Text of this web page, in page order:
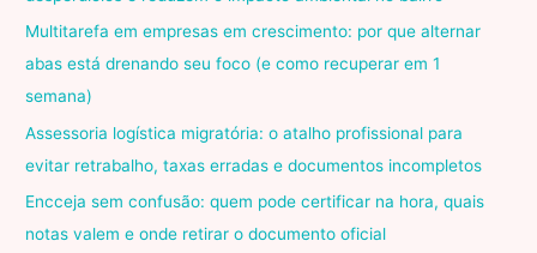
Multitarefa em empresas em crescimento: por que alternar
abas está drenando seu foco (e como recuperar em 1
semana)
Assessoria logística migratória: o atalho profissional para
evitar retrabalho, taxas erradas e documentos incompletos
Encceja sem confusão: quem pode certificar na hora, quais
notas valem e onde retirar o documento oficial